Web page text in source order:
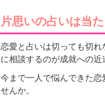
片思いの占いは当
恋愛と占いは切っても切
に相談するのが成就への近
今まで一人で悩んできた
せんか。